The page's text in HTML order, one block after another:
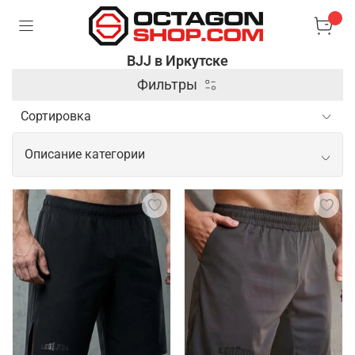
BJJ в Иркутске
Фильтры
Описание категории
Профессиональные товары для BJJ
Для занятий бразильским джиу-джитсу важна
специализированная экипировка, которая
обеспечивает комфорт и безопасность во время
тренировок и соревнований. Основным элементом
является кимоно, выполненное из прочного
материала, способного выдерживать интенсивные
захваты и рывки. Также популярны рашгарды и